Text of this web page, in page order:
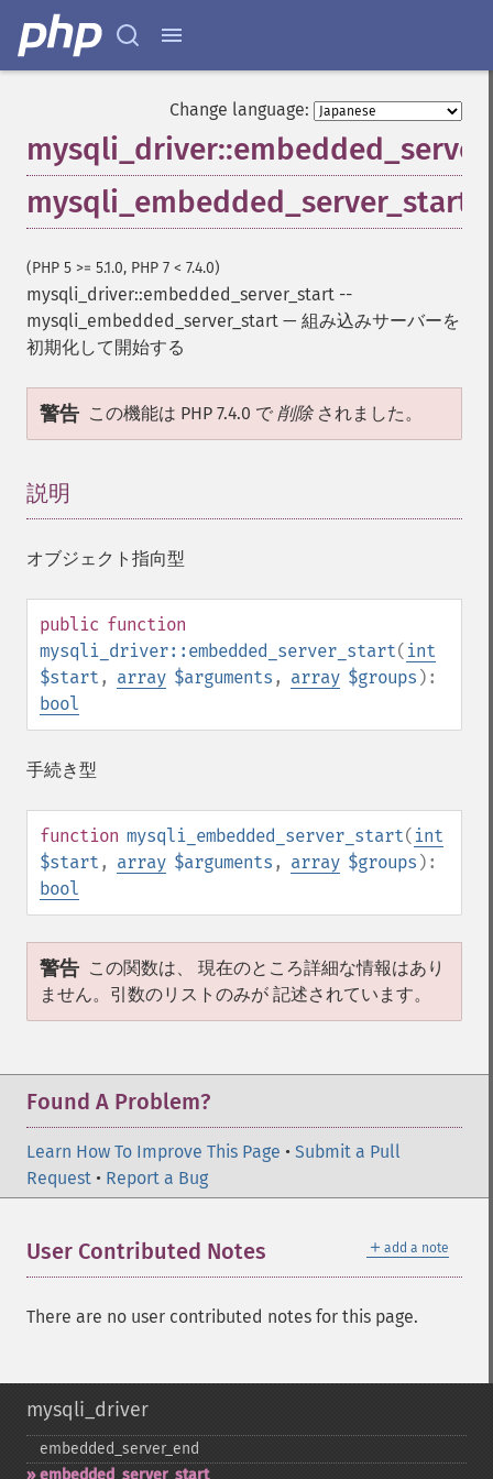
Change language:
mysqli_embedded_server_start
(PHP 5 >= 5.1.0, PHP 7 < 7.4.0)
mysqli_driver::embedded_server_start --
mysqli_embedded_server_start — 組み込みサーバーを
初期化して開始する
警告 この機能は PHP 7.4.0 で 削除されました。
説明
オブジェクト指向型
public function
mysqli_driver::embedded_server_start( int
$start , array $arguments , array $groups ):
bool
手続き型
function mysqli_embedded_server_start( int
$start , array $arguments , array $groups ):
bool
警告 この関数は、 現在のところ詳細な情報はあり
ません。引数のリストのみが 記述されています。
Found A Problem?
Learn How To Improve This Page • Submit a Pull
Request • Report a Bug
＋ add a note
User Contributed Notes
There are no user contributed notes for this page.
mysqli_driver
embedded_​server_​end
embedded_​server_​start